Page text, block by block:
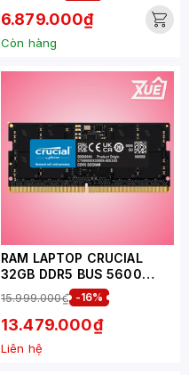
6.879.000₫
Còn hàng
RAM LAPTOP CRUCIAL
32GB DDR5 BUS 5600
(CT32G56C46S5)
15.999.000₫ -16%
13.479.000₫
Liên hệ